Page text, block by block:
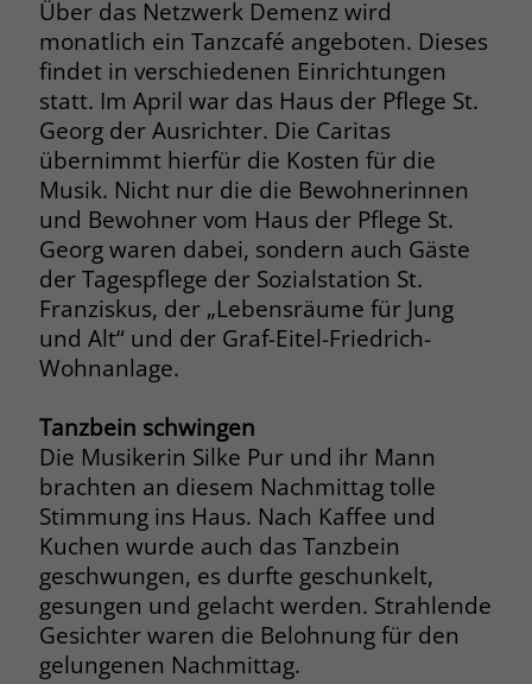
Über das Netzwerk Demenz wird
monatlich ein Tanzcafé angeboten. Dieses
findet in verschiedenen Einrichtungen
statt. Im April war das Haus der Pflege St.
Georg der Ausrichter. Die Caritas
übernimmt hierfür die Kosten für die
Musik. Nicht nur die die Bewohnerinnen
und Bewohner vom Haus der Pflege St.
Georg waren dabei, sondern auch Gäste
der Tagespflege der Sozialstation St.
Franziskus, der „Lebensräume für Jung
und Alt“ und der Graf-Eitel-Friedrich-
Wohnanlage.
Tanzbein schwingen
Die Musikerin Silke Pur und ihr Mann
brachten an diesem Nachmittag tolle
Stimmung ins Haus. Nach Kaffee und
Kuchen wurde auch das Tanzbein
geschwungen, es durfte geschunkelt,
gesungen und gelacht werden. Strahlende
Gesichter waren die Belohnung für den
gelungenen Nachmittag.
Name PHPSESSID
Anbieter stiftung-liebenau.de
Laufzeit Session
Zweck
Behält die Zustände des Benutzers bei
allen Seitenanfragen bei.
Name cookie_optin
Anbieter www.stiftung-liebenau.de
Laufzeit 1 Monat
Zweck
Behält die Zustimmung des Benutzers
zum Cookie Opt-In
Name __cf_bm
Anbieter .fonts.net
Laufzeit 30 Minuten
Zweck
Browsers und die Einstellungen
exklusiv für diese Website zu speichern.
Dadurch wird gewährleistet, dass
Aktionen, die bei späteren Besuchen
derselben Website durchgeführt
werden, mit derselben
Benutzerkennung verknüpft werden.
Name _clsk
Anbieter www.clarity.ms
Laufzeit
Zweck
um die Seitenaufrufe eines Benutzers
zu speichern und in einer einzigen
Sitzungsaufzeichnung
zusammenzufassen.
Name _gcl_au
Anbieter Google Ads